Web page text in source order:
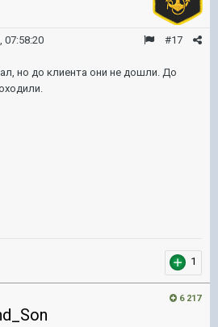
#17
07:58:20
но до клиента они не дошли. До
1
6 217